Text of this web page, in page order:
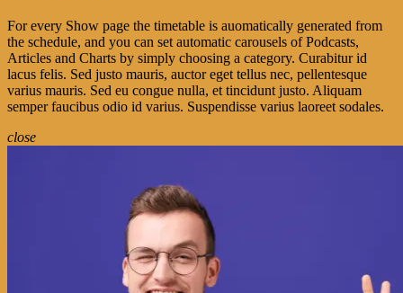
For every Show page the timetable is auomatically generated from
the schedule, and you can set automatic carousels of Podcasts,
Articles and Charts by simply choosing a category. Curabitur id
lacus felis. Sed justo mauris, auctor eget tellus nec, pellentesque
varius mauris. Sed eu congue nulla, et tincidunt justo. Aliquam
semper faucibus odio id varius. Suspendisse varius laoreet sodales.
close